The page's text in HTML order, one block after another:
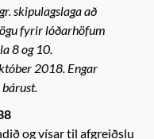
skipulagslaga að
fyrir lóðarhöfum
8 og 10.
2018. Engar
og vísar til afgreiðslu